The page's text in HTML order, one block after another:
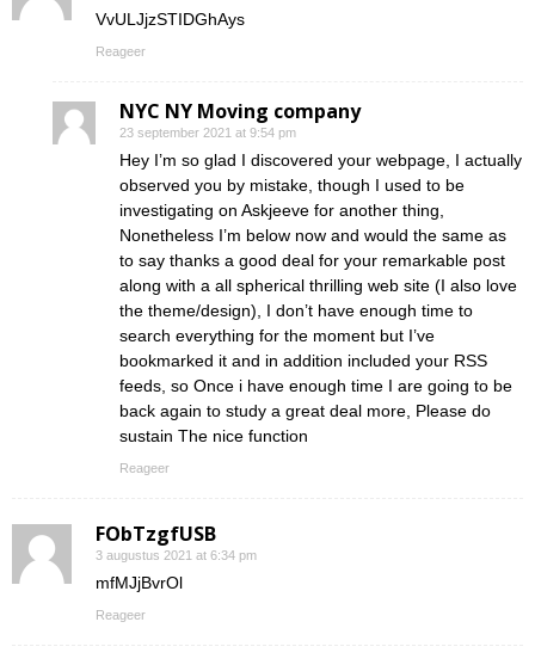
VvULJjzSTIDGhAys
Reageer
NYC NY Moving company
23 september 2021 at 9:54 pm
Hey I’m so glad I discovered your webpage, I actually
observed you by mistake, though I used to be
investigating on Askjeeve for another thing,
Nonetheless I’m below now and would the same as
to say thanks a good deal for your remarkable post
along with a all spherical thrilling web site (I also love
the theme/design), I don’t have enough time to
search everything for the moment but I’ve
bookmarked it and in addition included your RSS
feeds, so Once i have enough time I are going to be
back again to study a great deal more, Please do
sustain The nice function
Reageer
FObTzgfUSB
3 augustus 2021 at 6:34 pm
mfMJjBvrOl
Reageer